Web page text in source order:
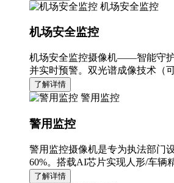
机场安全监控
机场安全监控
机场安全监控摄像机——智能守护
并实时预警。双光谱成像技术（
了解详情
警用监控
警用监控
警用监控摄像机是专为执法部门
60%。搭载AI芯片实现人形/车辆
了解详情